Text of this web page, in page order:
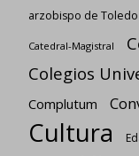
arzobispo de Toledo
Catedral-Magistral
Colegios
Complutum
Cultura